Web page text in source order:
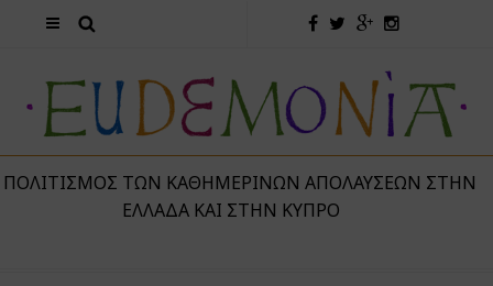
ΤΩΝ ΚΑΘΗΜΕΡΙΝΏΝ ΑΠΟΛΑΎΣΕΩΝ ΣΤΗΝ
ΕΛΛΆΔΑ ΚΑΙ ΣΤΗΝ ΚΎΠΡΟ